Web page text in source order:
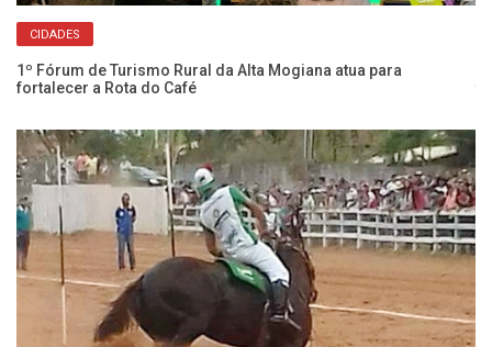
CIDADES
1º Fórum de Turismo Rural da Alta Mogiana atua para
fortalecer a Rota do Café